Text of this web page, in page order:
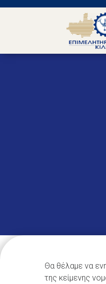
Θα θέλαμε να
της κείμενης